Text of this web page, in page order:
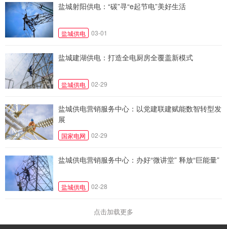
盐城射阳供电：“碳”寻“e起节电”美好生活
盐城供电 03-01
盐城建湖供电：打造全电厨房全覆盖新模式
盐城供电 02-29
盐城供电营销服务中心：以党建联建赋能数智转型发
展
国家电网 02-29
盐城供电营销服务中心：办好“微讲堂” 释放“巨能量”
盐城供电 02-28
点击加载更多